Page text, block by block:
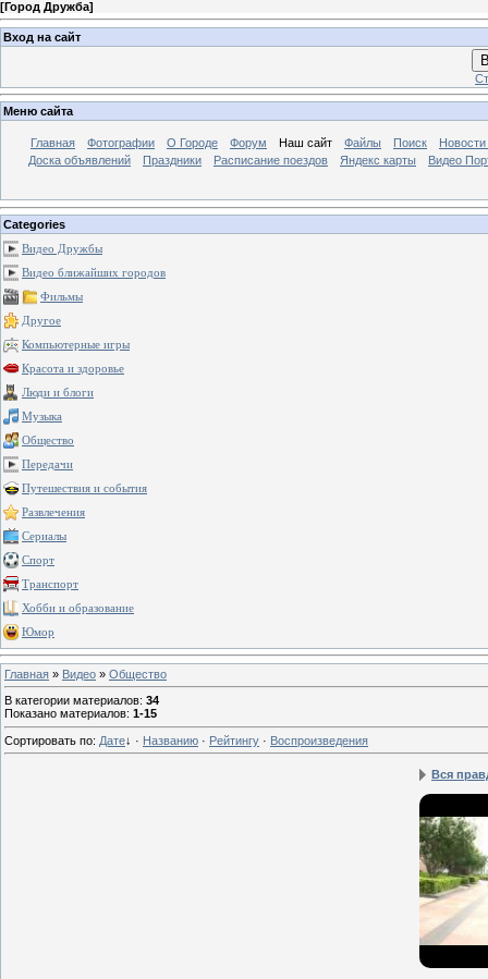
[Город Дружба]
Вход на сайт
Меню сайта
Главная Фотографии О Городе Форум Наш сайт Файлы Поиск
Доска объявлений
Праздники Расписание поездов Яндекс карты Видео
Categories
Видео Дружбы
Видео ближайших городов
Фильмы
Другое
Компьютерные игры
Красота и здоровье
Люди и блоги
Музыка
Общество
Передачи
Путешествия и события
Развлечения
Сериалы
Спорт
Транспорт
Хобби и образование
Юмор
Главная » Видео » Общество
В категории материалов: 34
Показано материалов: 1-15
Сортировать по: Дате↓ · Названию · Рейтингу · Воспроизведения
Вся